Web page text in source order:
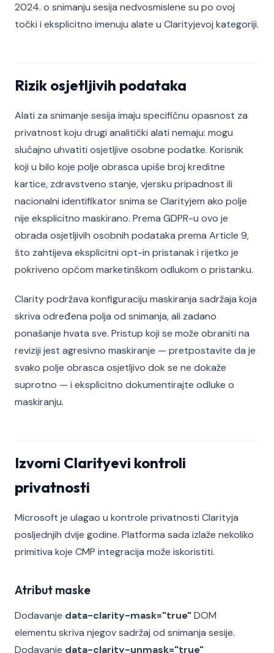
2024. o snimanju sesija nedvosmislene su po ovoj
točki i eksplicitno imenuju alate u Clarityjevoj kategoriji.
Rizik osjetljivih podataka
Alati za snimanje sesija imaju specifičnu opasnost za
privatnost koju drugi analitički alati nemaju: mogu
slučajno uhvatiti osjetljive osobne podatke. Korisnik
koji u bilo koje polje obrasca upiše broj kreditne
kartice, zdravstveno stanje, vjersku pripadnost ili
nacionalni identifikator snima se Clarityjem ako polje
nije eksplicitno maskirano. Prema GDPR-u ovo je
obrada osjetljivih osobnih podataka prema Article 9,
što zahtijeva eksplicitni opt-in pristanak i rijetko je
pokriveno općom marketinškom odlukom o pristanku.
Clarity podržava konfiguraciju maskiranja sadržaja koja
skriva određena polja od snimanja, ali zadano
ponašanje hvata sve. Pristup koji se može obraniti na
reviziji jest agresivno maskiranje — pretpostavite da je
svako polje obrasca osjetljivo dok se ne dokaže
suprotno — i eksplicitno dokumentirajte odluke o
maskiranju.
Izvorni Clarityevi kontroli
privatnosti
Microsoft je ulagao u kontrole privatnosti Clarityja
posljednjih dvije godine. Platforma sada izlaže nekoliko
primitiva koje CMP integracija može iskoristiti.
Atribut maske
Dodavanje data-clarity-mask="true"DOM
elementu skriva njegov sadržaj od snimanja sesije.
Dodavanje data-clarity-unmask="true"